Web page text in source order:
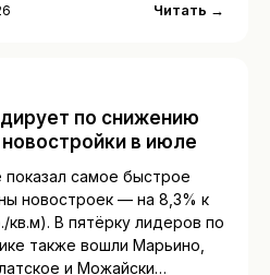
Читать →
по снижению
в июле
самое быстрое
новостроек — на 8,3% к
В пятёрку лидеров по
также вошли Марьино,
и Можайски…